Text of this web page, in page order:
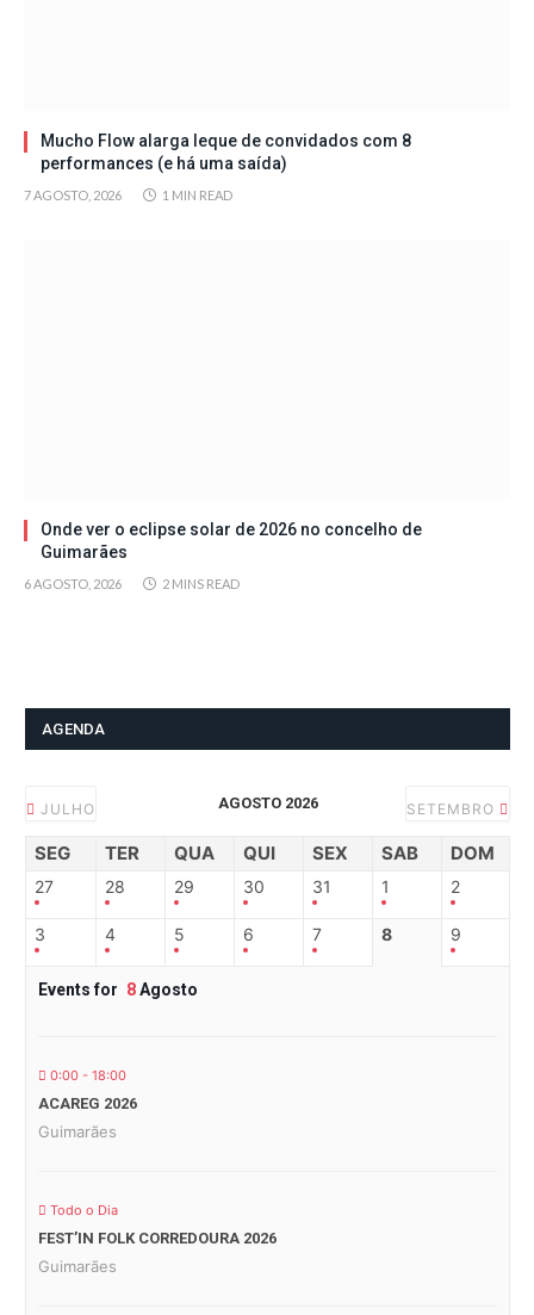
Mucho Flow alarga leque de convidados com 8
performances (e há uma saída)
7 AGOSTO, 2026 1 MIN READ
Onde ver o eclipse solar de 2026 no concelho de
Guimarães
6 AGOSTO, 2026 2 MINS READ
AGENDA
JULHO AGOSTO 2026 SETEMBRO
SEG TER QUA QUI SEX SAB DOM
27 28 29 30 31 1 2
3 4 5 6 7 8 9
Events for 8Agosto
0:00 - 18:00
ACAREG 2026
Guimarães
Todo o Dia
FEST’IN FOLK CORREDOURA 2026
Guimarães